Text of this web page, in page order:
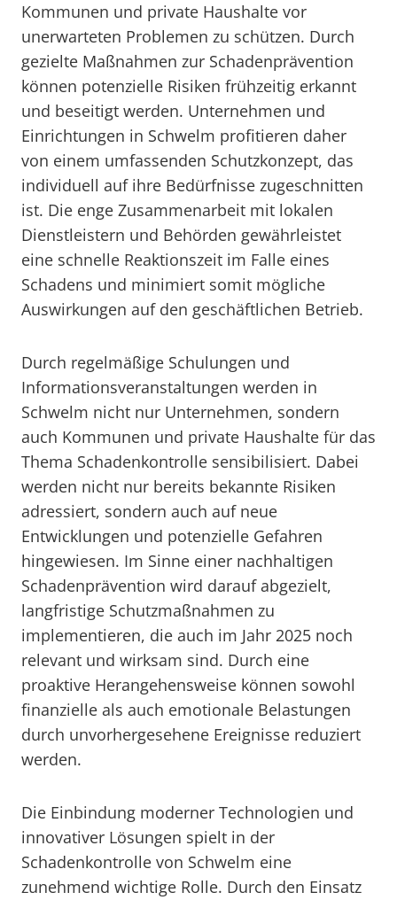
Kommunen und private Haushalte vor
unerwarteten Problemen zu schützen. Durch
gezielte Maßnahmen zur Schadenprävention
können potenzielle Risiken frühzeitig erkannt
und beseitigt werden. Unternehmen und
Einrichtungen in Schwelm profitieren daher
von einem umfassenden Schutzkonzept, das
individuell auf ihre Bedürfnisse zugeschnitten
ist. Die enge Zusammenarbeit mit lokalen
Dienstleistern und Behörden gewährleistet
eine schnelle Reaktionszeit im Falle eines
Schadens und minimiert somit mögliche
Auswirkungen auf den geschäftlichen Betrieb.
Durch regelmäßige Schulungen und
Informationsveranstaltungen werden in
Schwelm nicht nur Unternehmen, sondern
auch Kommunen und private Haushalte für das
Thema Schadenkontrolle sensibilisiert. Dabei
werden nicht nur bereits bekannte Risiken
adressiert, sondern auch auf neue
Entwicklungen und potenzielle Gefahren
hingewiesen. Im Sinne einer nachhaltigen
Schadenprävention wird darauf abgezielt,
langfristige Schutzmaßnahmen zu
implementieren, die auch im Jahr 2025 noch
relevant und wirksam sind. Durch eine
proaktive Herangehensweise können sowohl
finanzielle als auch emotionale Belastungen
durch unvorhergesehene Ereignisse reduziert
werden.
Die Einbindung moderner Technologien und
innovativer Lösungen spielt in der
Schadenkontrolle von Schwelm eine
zunehmend wichtige Rolle. Durch den Einsatz